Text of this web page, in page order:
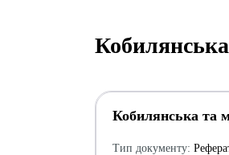
Кобилянська та
Тип документу: